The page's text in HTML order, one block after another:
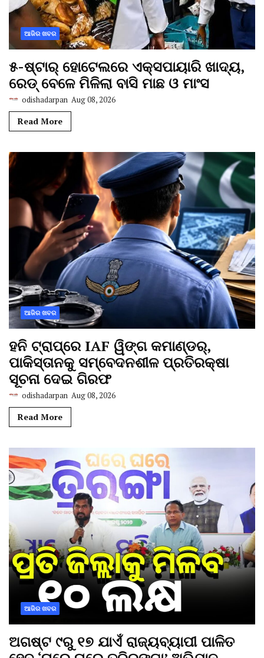
ଆଜିର ଖବର
୫-ଷ୍ଟାର୍ ହୋଟେଲରେ ଏକ୍ସପାୟାରି ଖାଦ୍ୟ,
ରେଡ୍ ବେଳେ ମିଳିଲା ବାସି ମାଛ ଓ ମାଂସ
odishadarpan Aug 08, 2026
Read More
ଆଜିର ଖବର
ହନି ଟ୍ରାପ୍‌ରେ IAF ୱିଙ୍ଗ କମାଣ୍ଡର୍,
ପାକିସ୍ତାନକୁ ସମ୍ବେଦନଶୀଳ ପ୍ରତିରକ୍ଷା
ସୂଚନା ଦେଇ ଗିରଫ
odishadarpan Aug 08, 2026
Read More
ଆଜିର ଖବର
ଅଗଷ୍ଟ ୯ରୁ ୧୭ ଯାଏଁ ରାଜ୍ୟବ୍ୟାପୀ ପାଳିତ